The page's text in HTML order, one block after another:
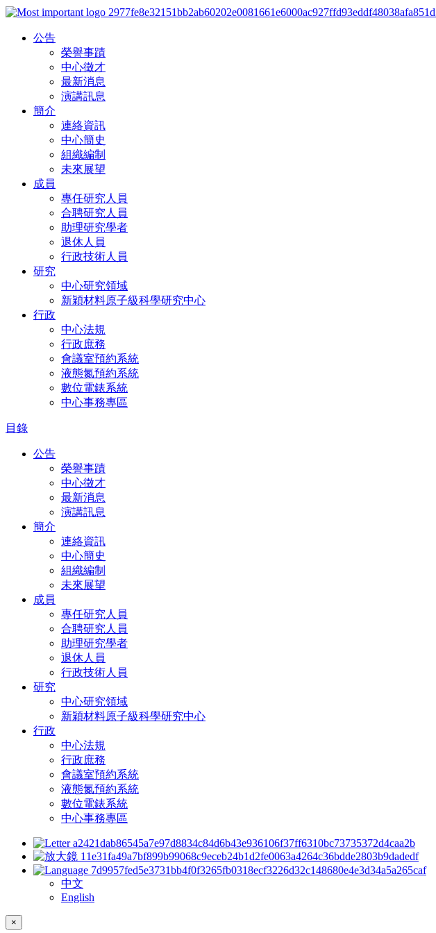
公告
榮譽事蹟
中心徵才
最新消息
演講訊息
簡介
連絡資訊
中心簡史
組織編制
未來展望
成員
專任研究人員
合聘研究人員
助理研究學者
退休人員
行政技術人員
研究
中心研究領域
新穎材料原子級科學研究中心
行政
中心法規
行政庶務
會議室預約系統
液態氮預約系統
數位電錶系統
中心事務專區
目錄
公告
榮譽事蹟
中心徵才
最新消息
演講訊息
簡介
連絡資訊
中心簡史
組織編制
未來展望
成員
專任研究人員
合聘研究人員
助理研究學者
退休人員
行政技術人員
研究
中心研究領域
新穎材料原子級科學研究中心
行政
中心法規
行政庶務
會議室預約系統
液態氮預約系統
數位電錶系統
中心事務專區
中文
English
×